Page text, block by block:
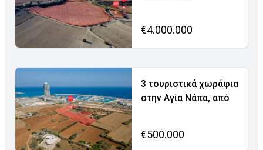
€4.000.000
3 τουριστικά χωράφια
στην Αγία Νάπα, από
€500.000